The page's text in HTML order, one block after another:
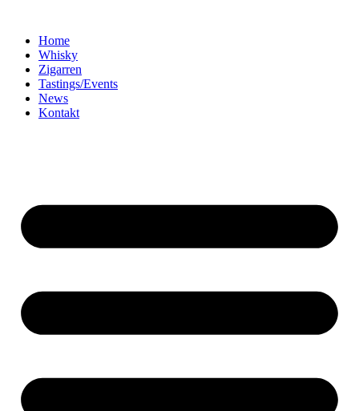
Home
Whisky
Zigarren
Tastings/Events
News
Kontakt